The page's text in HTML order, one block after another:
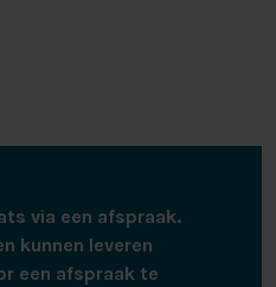
via een afspraak.
kunnen leveren
een afspraak te